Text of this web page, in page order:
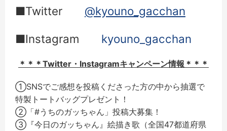
■Twitter @kyouno_gacchan
■Instagram kyouno_gacchan
＊＊＊Twitter・Instagramキャンペーン情報＊＊＊
①SNSでご感想を投稿くださった方の中から抽選で
特製トートバッグプレゼント！
②「#うちのガッちゃん」投稿大募集！
③『今日のガッちゃん』絵描き歌（全国47都道府県